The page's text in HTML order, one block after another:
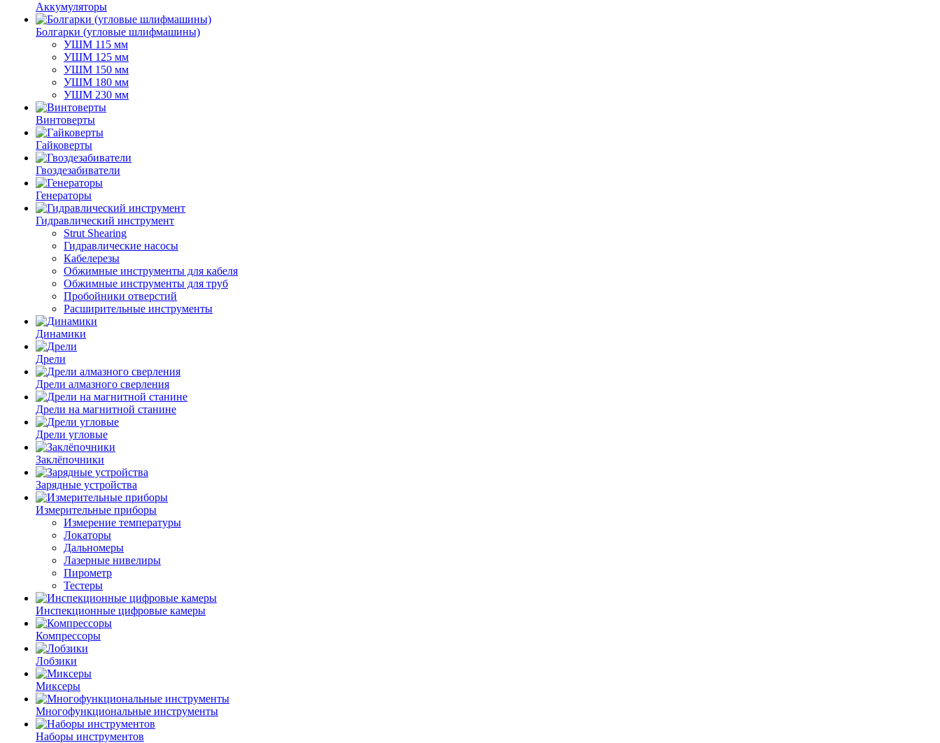
Аккумуляторы
Болгарки (угловые шлифмашины)
УШМ 115 мм
УШМ 125 мм
УШМ 150 мм
УШМ 180 мм
УШМ 230 мм
Винтоверты
Гайковерты
Гвоздезабиватели
Генераторы
Гидравлический инструмент
Strut Shearing
Гидравлические насосы
Кабелерезы
Обжимные инструменты для кабеля
Обжимные инструменты для труб
Пробойники отверстий
Расширительные инструменты
Динамики
Дрели
Дрели алмазного сверления
Дрели на магнитной станине
Дрели угловые
Заклёпочники
Зарядные устройства
Измерительные приборы
Измерение температуры
Локаторы
Дальномеры
Лазерные нивелиры
Пирометр
Тестеры
Инспекционные цифровые камеры
Компрессоры
Лобзики
Миксеры
Многофункциональные инструменты
Наборы инструментов